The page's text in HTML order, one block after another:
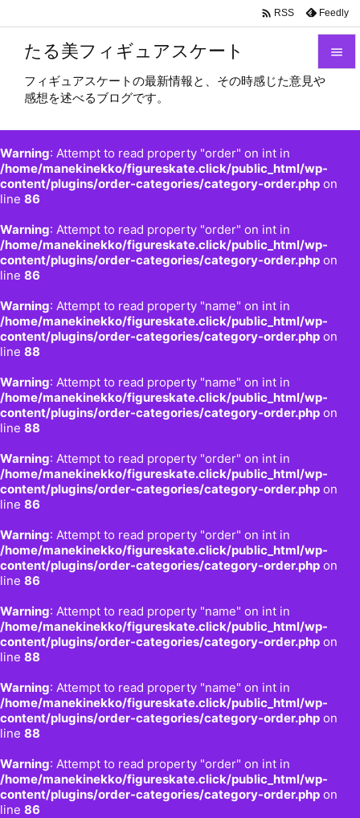
たる美フィギュアスケート
フィギュアスケートの最新情報と、その時感じた意見や
感想を述べるブログです。
Warning: Attempt to read property "order" on int in
/home/manekinekko/figureskate.click/public_html/wp-
content/plugins/order-categories/category-order.php on
line 86
Warning: Attempt to read property "order" on int in
/home/manekinekko/figureskate.click/public_html/wp-
content/plugins/order-categories/category-order.php on
line 86
Warning: Attempt to read property "name" on int in
/home/manekinekko/figureskate.click/public_html/wp-
content/plugins/order-categories/category-order.php on
line 88
Warning: Attempt to read property "name" on int in
/home/manekinekko/figureskate.click/public_html/wp-
content/plugins/order-categories/category-order.php on
line 88
Warning: Attempt to read property "order" on int in
/home/manekinekko/figureskate.click/public_html/wp-
content/plugins/order-categories/category-order.php on
line 86
Warning: Attempt to read property "order" on int in
/home/manekinekko/figureskate.click/public_html/wp-
content/plugins/order-categories/category-order.php on
line 86
Warning: Attempt to read property "name" on int in
/home/manekinekko/figureskate.click/public_html/wp-
content/plugins/order-categories/category-order.php on
line 88
Warning: Attempt to read property "name" on int in
/home/manekinekko/figureskate.click/public_html/wp-
content/plugins/order-categories/category-order.php on
line 88
Warning: Attempt to read property "order" on int in
/home/manekinekko/figureskate.click/public_html/wp-
content/plugins/order-categories/category-order.php on
line 86


前へ

 RSS Feedly